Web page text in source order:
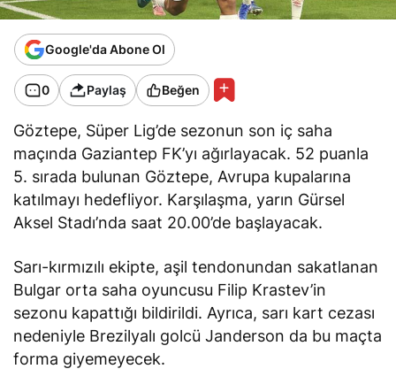
Google'da Abone Ol
0 Paylaş Beğen
Göztepe, Süper Lig’de sezonun son iç saha
maçında Gaziantep FK’yı ağırlayacak. 52 puanla
5. sırada bulunan Göztepe, Avrupa kupalarına
katılmayı hedefliyor. Karşılaşma, yarın Gürsel
Aksel Stadı’nda saat 20.00’de başlayacak.
Sarı-kırmızılı ekipte, aşil tendonundan sakatlanan
Bulgar orta saha oyuncusu Filip Krastev’in
sezonu kapattığı bildirildi. Ayrıca, sarı kart cezası
nedeniyle Brezilyalı golcü Janderson da bu maçta
forma giyemeyecek.